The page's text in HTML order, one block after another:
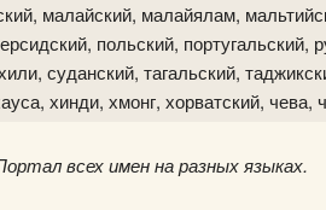
малайский, малайялам,
польский, португальский,
суданский, тагальский,
хинди, хмонг, хорватский,
всех имен на разных языках.